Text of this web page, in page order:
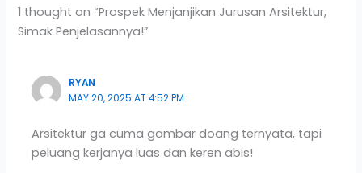
1 thought on “Prospek Menjanjikan Jurusan Arsitektur,
Simak Penjelasannya!”
RYAN
MAY 20, 2025 AT 4:52 PM
Arsitektur ga cuma gambar doang ternyata, tapi
peluang kerjanya luas dan keren abis!